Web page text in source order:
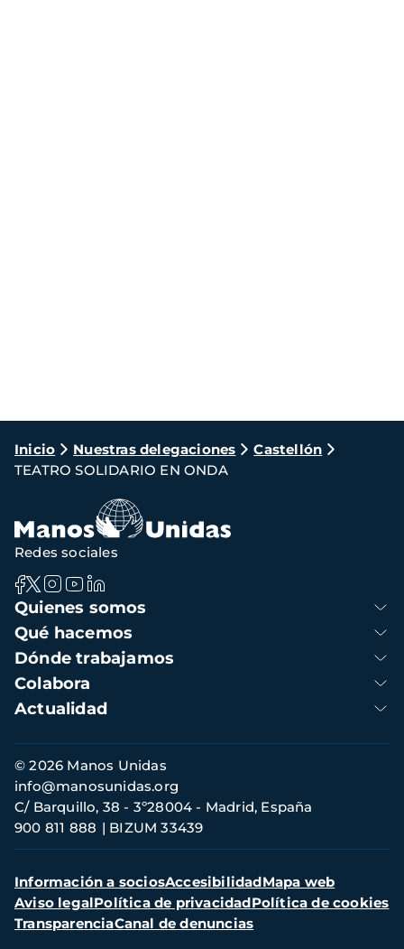
Ruta
de
navegación
Inicio Nuestras delegaciones
Castellón
TEATRO SOLIDARIO EN ONDA
Navegación
principal
Quienes somos
Qué hacemos
Dónde trabajamos
Colabora
Actualidad
Redes sociales
Información
de
contacto
© 2026 Manos Unidas
C/ Barquillo, 38 - 3º28004 - Madrid, España
900 811 888
BIZUM 33439
info@manosunidas.org
Menú
secundario
Información a sociosAccesibilidadMapa web
Aviso legalPolítica de privacidadPolítica de cookies
TransparenciaCanal de denuncias